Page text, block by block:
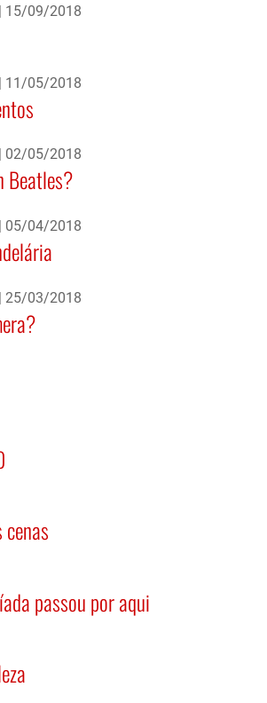
15/09/2018
11/05/2018
02/05/2018
Beatles?
05/04/2018
25/03/2018
passou por aqui